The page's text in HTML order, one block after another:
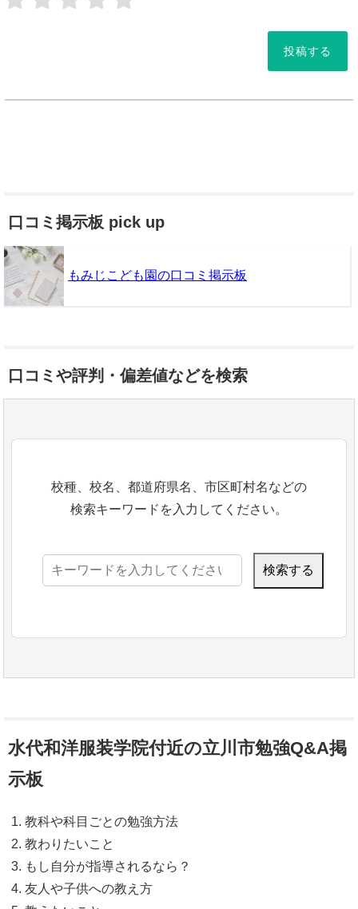
口コミ掲示板 pick up
もみじこども園の口コミ掲示板
口コミや評判・偏差値などを検索
校種、校名、都道府県名、市区町村名などの
検索キーワードを入力してください。
検
水代和洋服装学院付近の立川市勉強Q&A掲
示板
教科や科目ごとの勉強方法
教わりたいこと
もし自分が指導されるなら？
友人や子供への教え方